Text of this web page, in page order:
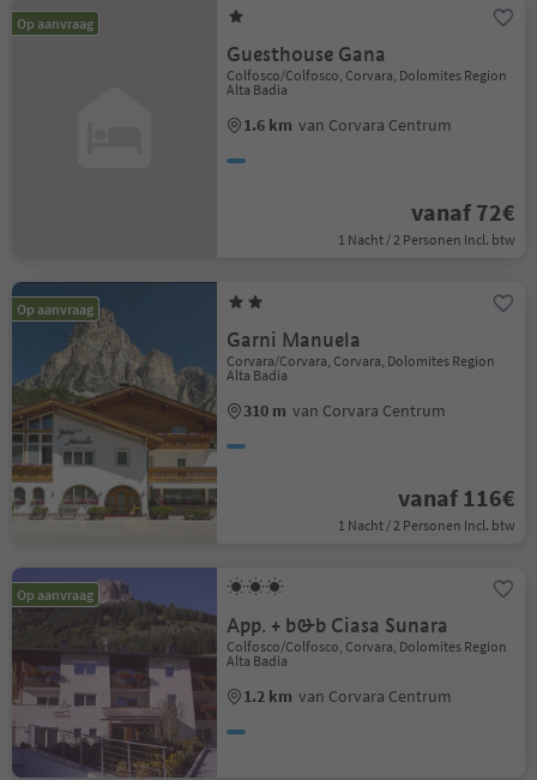
Op aanvraag
Guesthouse Gana
Colfosco/Colfosco, Corvara, Dolomites Region
Alta Badia
1.6 km van Corvara Centrum
vanaf 72€
1 Nacht / 2 Personen Incl. btw
Op aanvraag
Garni Manuela
Corvara/Corvara, Corvara, Dolomites Region
Alta Badia
310 m van Corvara Centrum
vanaf 116€
1 Nacht / 2 Personen Incl. btw
Op aanvraag
App. + b&b Ciasa Sunara
Colfosco/Colfosco, Corvara, Dolomites Region
Alta Badia
1.2 km van Corvara Centrum